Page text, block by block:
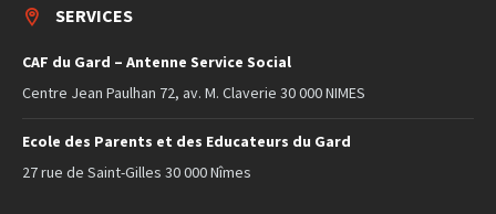
SERVICES
CAF du Gard – Antenne Service Social
Centre Jean Paulhan 72, av. M. Claverie 30 000 NIMES
Ecole des Parents et des Educateurs du Gard
27 rue de Saint-Gilles 30 000 Nîmes